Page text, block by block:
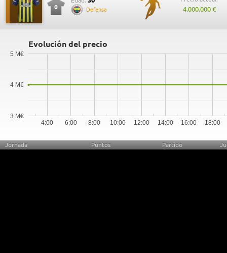
0 Defensa 4.000.000 €
Evolución del precio
4:00 6:00 8:00 10:00 12:00 14:00 16:00 18:00
3 M€
4 M€
5 M€
Jornada Puntos Partido